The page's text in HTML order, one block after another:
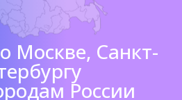
Москве, Санкт-
России